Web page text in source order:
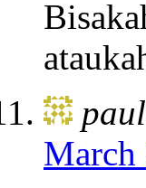
March